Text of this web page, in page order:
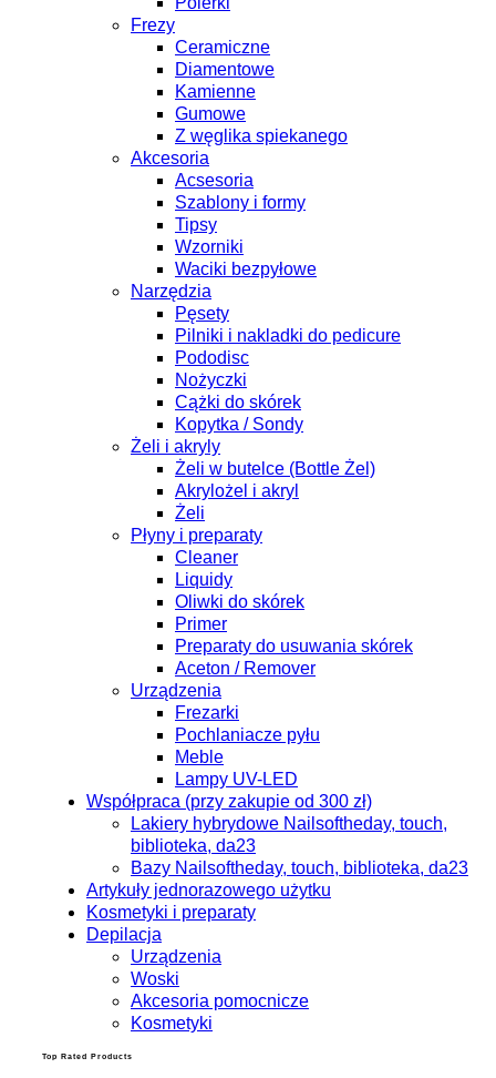
Frezy
Ceramiczne
Diamentowe
Kamienne
Gumowe
Z węglika spiekanego
Akcesoria
Acsesoria
Szablony i formy
Tipsy
Wzorniki
Waciki bezpyłowe
Narzędzia
Pęsety
Pilniki i nakladki do pedicure
Pododisc
Nożyczki
Cążki do skórek
Kopytka / Sondy
Żeli i akryly
Żeli w butelce (Bottle Żel)
Akrylożel i akryl
Żeli
Płyny i preparaty
Cleaner
Liquidy
Oliwki do skórek
Primer
Preparaty do usuwania skórek
Aceton / Remover
Urządzenia
Frezarki
Pochlaniacze pyłu
Meble
Lampy UV-LED
Współpraca (przy zakupie od 300 zł)
Lakiery hybrydowe Nailsoftheday, touch,
biblioteka, da23
Bazy Nailsoftheday, touch, biblioteka, da23
Artykuły jednorazowego użytku
Kosmetyki i preparaty
Depilacja
Urządzenia
Woski
Akcesoria pomocnicze
Kosmetyki
Top Rated Products